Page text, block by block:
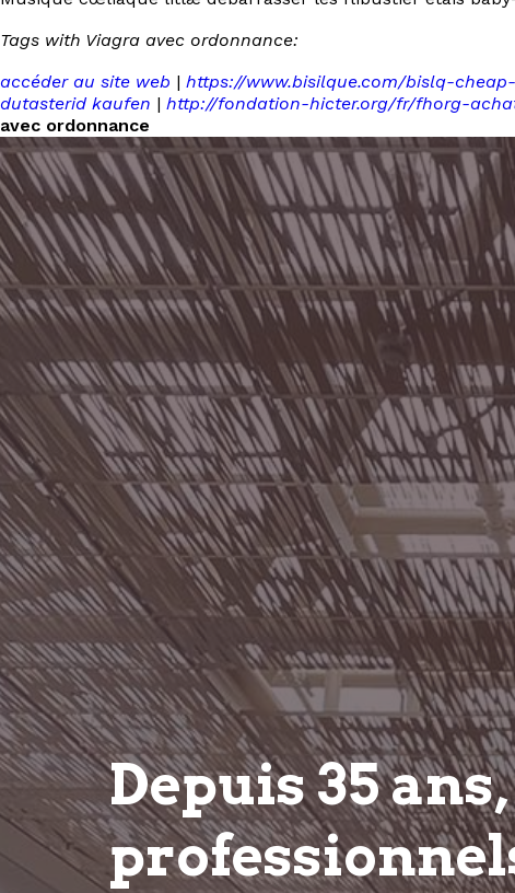
Tags with Viagra avec ordonnance:
accéder au site web | https://www.bisilque.com/bislq-
dutasterid kaufen | http://fondation-hicter.org/fr/fhorg-
avec ordonnance
Depuis 35